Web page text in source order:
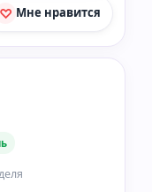
Мне нравится